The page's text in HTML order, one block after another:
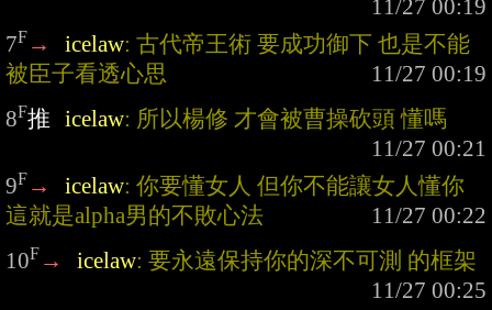
7F → icelaw: 古代帝王術 要成功御下 也是不能
被臣子看透心思
8F推 icelaw: 所以楊修 才會被曹操砍頭 懂嗎
9F → icelaw: 你要懂女人 但你不能讓女人懂你
這就是alpha男的不敗心法
10F → icelaw: 要永遠保持你的深不可測 的框架